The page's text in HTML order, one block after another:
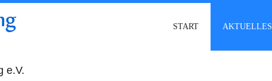
e.V.
START AKTUELLES